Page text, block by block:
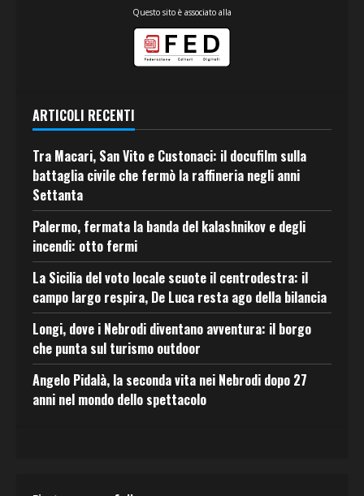
Questo sito è associato alla
ARTICOLI RECENTI
Tra Macari, San Vito e Custonaci: il docufilm sulla
battaglia civile che fermò la raffineria negli anni
Settanta
Palermo, fermata la banda del kalashnikov e degli
incendi: otto fermi
La Sicilia del voto locale scuote il centrodestra: il
campo largo respira, De Luca resta ago della bilancia
Longi, dove i Nebrodi diventano avventura: il borgo
che punta sul turismo outdoor
Angelo Pidalà, la seconda vita nei Nebrodi dopo 27
anni nel mondo dello spettacolo